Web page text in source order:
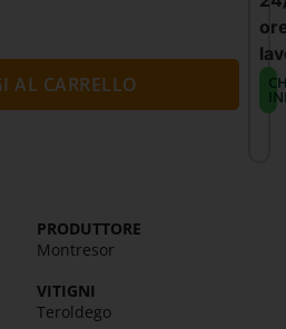
AL CARRELLO
PRODUTTORE
Montresor
VITIGNI
Teroldego